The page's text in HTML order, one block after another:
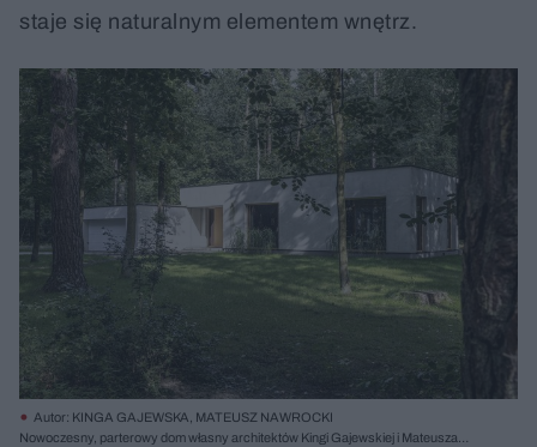
staje się naturalnym elementem wnętrz.
Autor: KINGA GAJEWSKA, MATEUSZ NAWROCKI
Nowoczesny, parterowy dom własny architektów Kingi Gajewskiej i Mateusza